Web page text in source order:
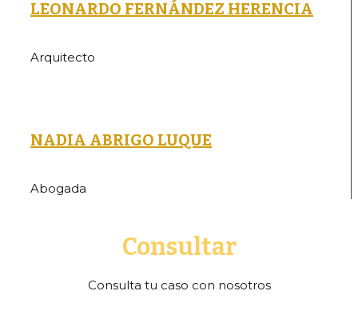
LEONARDO FERNÁNDEZ HERENCIA
Arquitecto
NADIA ABRIGO LUQUE
Abogada
Consultar
Consulta tu caso con nosotros